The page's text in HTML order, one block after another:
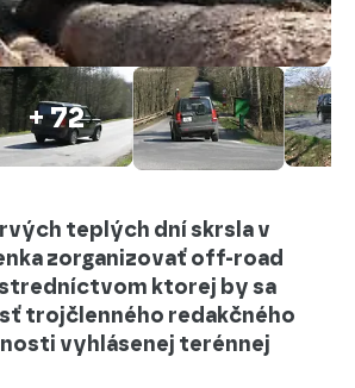
+ 72
teplých dní skrsla v
zorganizovať off-road
ktorej by sa
trojčlenného redakčného
vyhlásenej terénnej